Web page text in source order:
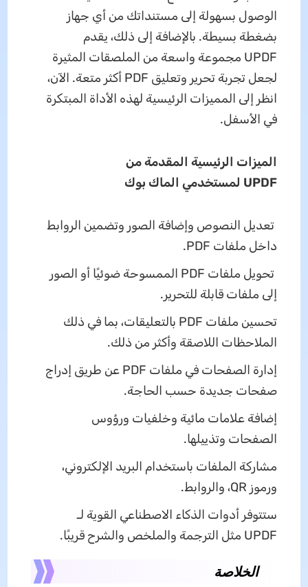
الوصول بسهولة إلى مستنداتك من أي جهاز
بضغطة بسيطة. بالإضافة إلى ذلك، يقدم
UPDF مجموعة واسعة من الملصقات المثيرة
لجعل تجربة تحرير وتعليق PDF أكثر متعة. الآن،
انظر إلى المميزات الرئيسية لهذه الأداة المبتكرة
في الأسفل.
الميزات الرئيسية المقدمة من
UPDF لمستخدمي الماك بوك
تعديل النصوص وإضافة الصور وتضمين الروابط
داخل ملفات PDF.
تحويل ملفات PDF الممسوحة ضوئيًا أو الصور
إلى ملفات قابلة للتحرير.
تحسين ملفات PDF بالتعليقات، بما في ذلك
الملاحظات اللاصقة وأكثر من ذلك.
إدارة الصفحات في ملفات PDF عن طريق إدراج
صفحات جديدة حسب الحاجة.
إضافة علامات مائية وخلفيات ورؤوس
الصفحات وتذييلها.
مشاركة الملفات باستخدام البريد الإلكتروني،
ورموز QR، والروابط.
ستتوفر أدوات الذكاء الاصطناعي القوية لـ
UPDF مثل الترجمة والملخص والشرح قريبًا.
الخلاصة